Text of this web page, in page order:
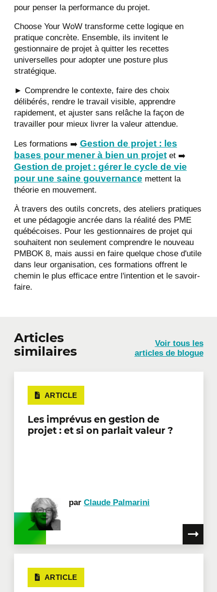
pour penser la performance du projet.
Choose Your WoW transforme cette logique en
pratique concrète. Ensemble, ils invitent le
gestionnaire de projet à quitter les recettes
universelles pour adopter une posture plus
stratégique.
► Comprendre le contexte, faire des choix
délibérés, rendre le travail visible, apprendre
rapidement, et ajuster sans relâche la façon de
travailler pour mieux livrer la valeur attendue.
Les formations ➡️ Gestion de projet : les
bases pour mener à bien un projetet ➡️
Gestion de projet : gérer le cycle de vie
pour une saine gouvernance mettent la
théorie en mouvement.
À travers des outils concrets, des ateliers pratiques
et une pédagogie ancrée dans la réalité des PME
québécoises. Pour les gestionnaires de projet qui
souhaitent non seulement comprendre le nouveau
PMBOK 8, mais aussi en faire quelque chose d'utile
dans leur organisation, ces formations offrent le
chemin le plus efficace entre l'intention et le savoir-
faire.
Articles
similaires
Voir tous les
articles de blogue
ARTICLE
Les imprévus en gestion de
projet : et si on parlait valeur ?
par Claude Palmarini
ARTICLE